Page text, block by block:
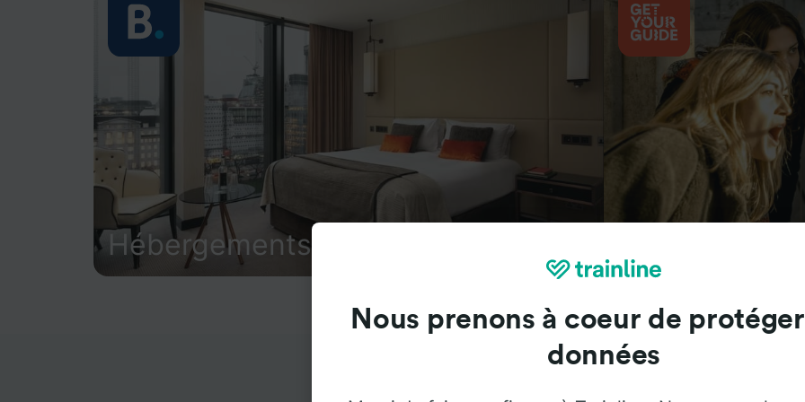
Hébergements
Trainline : l'avis de nos clients
Nous prenons à coeur de
données